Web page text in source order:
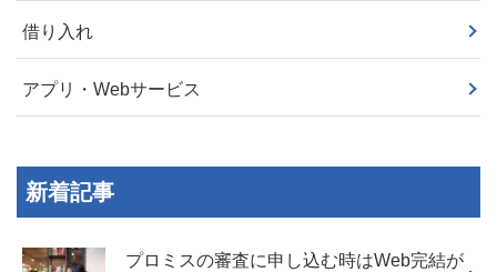
借り入れ
アプリ・Webサービス
新着記事
プロミスの審査に申し込む時はWeb完結が